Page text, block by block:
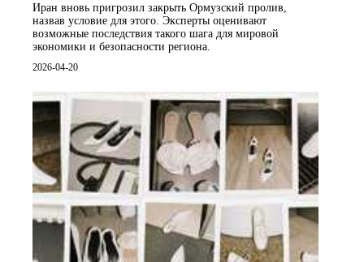
Иран вновь пригрозил закрыть Ормузский пролив,
назвав условие для этого. Эксперты оценивают
возможные последствия такого шага для мировой
экономики и безопасности региона.
2026-04-20